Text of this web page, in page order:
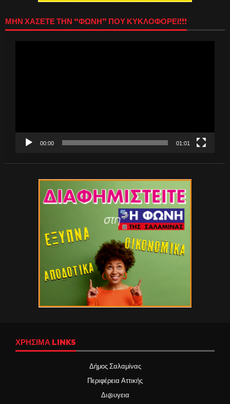
ΜΗΝ ΧΑΣΕΤΕ ΤΗΝ “ΦΩΝΗ” ΠΟΥ ΚΥΚΛΟΦΟΡΕΙ!!!
00:00 01:01
ΧΡΉΣΙΜΑ LINKS
Δήμος Σαλαμίνας
Περιφέρεια Αττικής
Δι@υγεια